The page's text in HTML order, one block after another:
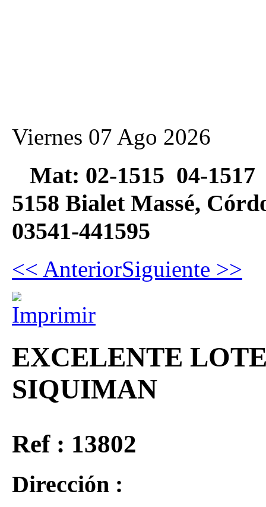
Viernes 07 Ago 2026
Mat: 02-1515 04-
5158 Bialet Massé,
03541-441595
<< AnteriorSiguiente >>
EXCELENTE
SIQUIMAN
Ref : 13802
Dirección :